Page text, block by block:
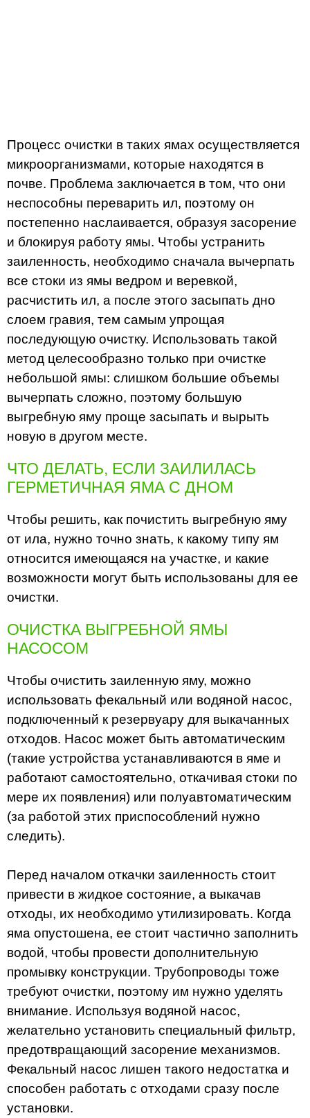
Процесс очистки в таких ямах осуществляется
микроорганизмами, которые находятся в
почве. Проблема заключается в том, что они
неспособны переварить ил, поэтому он
постепенно наслаивается, образуя засорение
и блокируя работу ямы. Чтобы устранить
заиленность, необходимо сначала вычерпать
все стоки из ямы ведром и веревкой,
расчистить ил, а после этого засыпать дно
слоем гравия, тем самым упрощая
последующую очистку. Использовать такой
метод целесообразно только при очистке
небольшой ямы: слишком большие объемы
вычерпать сложно, поэтому большую
выгребную яму проще засыпать и вырыть
новую в другом месте.
ЧТО ДЕЛАТЬ, ЕСЛИ ЗАИЛИЛАСЬ
ГЕРМЕТИЧНАЯ ЯМА С ДНОМ
Чтобы решить, как почистить выгребную яму
от ила, нужно точно знать, к какому типу ям
относится имеющаяся на участке, и какие
возможности могут быть использованы для ее
очистки.
ОЧИСТКА ВЫГРЕБНОЙ ЯМЫ
НАСОСОМ
Чтобы очистить заиленную яму, можно
использовать фекальный или водяной насос,
подключенный к резервуару для выкачанных
отходов. Насос может быть автоматическим
(такие устройства устанавливаются в яме и
работают самостоятельно, откачивая стоки по
мере их появления) или полуавтоматическим
(за работой этих приспособлений нужно
следить).
Перед началом откачки заиленность стоит
привести в жидкое состояние, а выкачав
отходы, их необходимо утилизировать. Когда
яма опустошена, ее стоит частично заполнить
водой, чтобы провести дополнительную
промывку конструкции. Трубопроводы тоже
требуют очистки, поэтому им нужно уделять
внимание. Используя водяной насос,
желательно установить специальный фильтр,
предотвращающий засорение механизмов.
Фекальный насос лишен такого недостатка и
способен работать с отходами сразу после
установки.